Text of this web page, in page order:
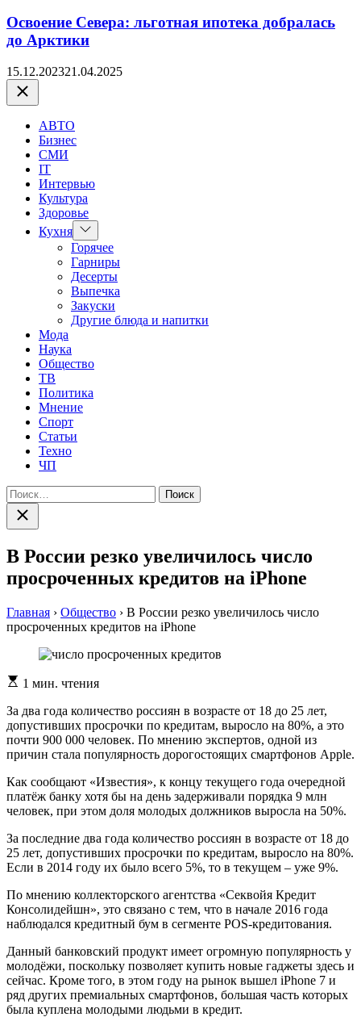
Освоение Севера: льготная ипотека добралась
до Арктики
15.12.202321.04.2025
Закрыть
АВТО
Бизнес
СМИ
IT
Интервью
Культура
Здоровье
Кухня Показать
подменю
Горячее
Гарниры
Десерты
Выпечка
Закуски
Другие блюда и напитки
Мода
Наука
Общество
ТВ
Политика
Мнение
Спорт
Статьи
Техно
ЧП
Найти:
Закрыть
поиск
В России резко увеличилось число
просроченных кредитов на iPhone
Главная › Общество › В России резко увеличилось число
просроченных кредитов на iPhone
Расчетное
чтения
1 мин. чтения
За два года количество россиян в возрасте от 18 до 25 лет,
допустивших просрочки по кредитам, выросло на 80%, а это
почти 900 000 человек. По мнению экспертов, одной из
причин стала популярность дорогостоящих смартфонов Apple.
Как сообщают «Известия», к концу текущего года очередной
платёж банку хотя бы на день задерживали порядка 9 млн
человек, при этом доля молодых должников выросла на 50%.
За последние два года количество россиян в возрасте от 18 до
25 лет, допустивших просрочки по кредитам, выросло на 80%.
Если в 2014 году их было всего 5%, то в текущем – уже 9%.
По мнению коллекторского агентства «Секвойя Кредит
Консолидейшн», это связано с тем, что в начале 2016 года
наблюдался кредитный бум в сегменте POS-кредитования.
Данный банковский продукт имеет огромную популярность у
молодёжи, поскольку позволяет купить новые гаджеты здесь и
сейчас. Кроме того, в этом году на рынок вышел iPhone 7 и
ряд других премиальных смартфонов, большая часть которых
была куплена молодыми людьми в кредит.